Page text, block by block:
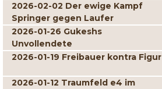
2026-02-02 Der ewige Kampf
Springer gegen Laufer
2026-01-26 Gukeshs
Unvollendete
2026-01-19 Freibauer kontra Figur
2026-01-12 Traumfeld e4 im